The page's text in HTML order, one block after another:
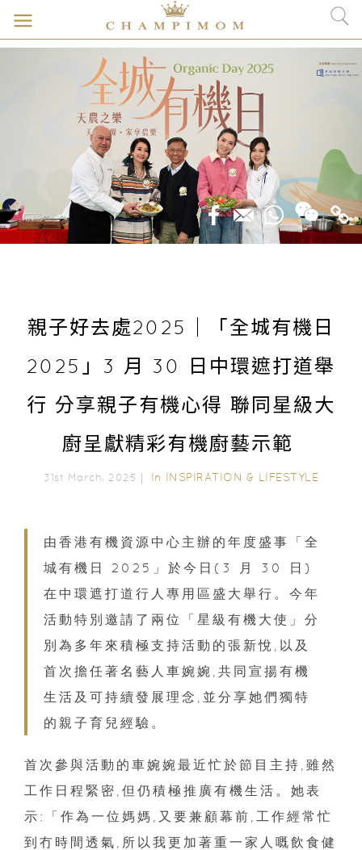
親子好去處2025｜「全城有機日
2025」3 月 30 日中環遮打道舉
行 分享親子有機心得 聯同星級大
廚呈獻精彩有機廚藝示範
31st March, 2025｜ In INSPIRATION & LIFESTYLE
由香港有機資源中心主辦的年度盛事「全
城有機日 2025」於今日(3 月 30 日)
在中環遮打道行人專用區盛大舉行。今年
活動特別邀請了兩位「星級有機大使」分
別為多年來積極支持活動的張新悅,以及
首次擔任著名藝人車婉婉,共同宣揚有機
生活及可持續發展理念,並分享她們獨特
的親子育兒經驗。
首次參與活動的車婉婉最近忙於節目主持,雖然
工作日程緊密,但仍積極推廣有機生活。她表
示:「作為一位媽媽,又要兼顧幕前,工作經常忙
到冇時間透氣,所以我更加著重一家人嘅飲食健